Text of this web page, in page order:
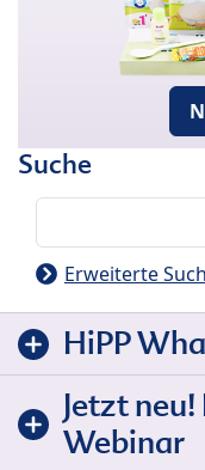
Suche
Erweiterte
HiPP
Jetzt
Webinar